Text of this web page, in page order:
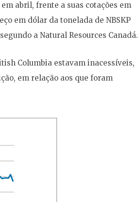
abril, frente a suas cotações em
em dólar da tonelada de NBSKP
a Natural Resources Canadá.
Columbia estavam inacessíveis,
em relação aos que foram